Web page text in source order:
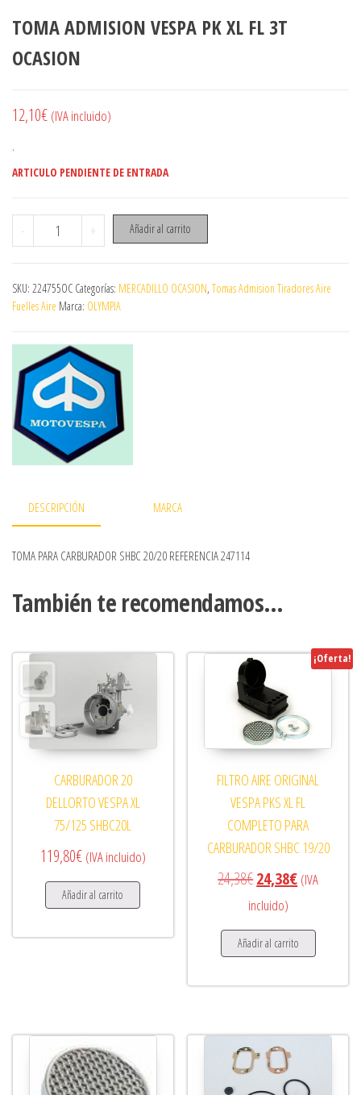
TOMA ADMISION VESPA PK XL FL 3T
OCASION
12,10€ (IVA incluido)
.
ARTICULO PENDIENTE DE ENTRADA
- TOMA ADMISION VESPA PK XL FL 3T OCASION cantidad
+ Añadir al carrito
SKU: 224755OC Categorías: MERCADILLO OCASION, Tomas Admision Tiradores Aire
Fuelles Aire Marca: OLYMPIA
DESCRIPCIÓN MARCA
TOMA PARA CARBURADOR SHBC 20/20 REFERENCIA 247114
También te recomendamos…
CARBURADOR 20
DELLORTO VESPA XL
75/125 SHBC20L
119,80€ (IVA incluido)
Añadir al carrito
¡Oferta!
FILTRO AIRE ORIGINAL
VESPA PKS XL FL
COMPLETO PARA
CARBURADOR SHBC 19/20
24,38€El precio original
24,38€El precio
(IVA
incluido)
Añadir al carrito